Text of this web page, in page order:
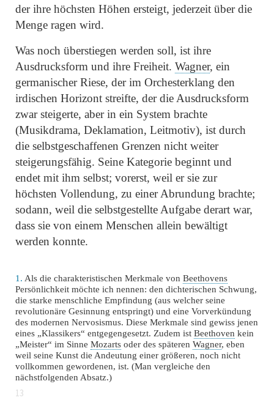
der ihre höchsten Höhen ersteigt, jederzeit über die
Menge ragen wird.
Was noch überstiegen werden soll, ist ihre
Ausdrucksform und ihre Freiheit. Wagner, ein
germanischer Riese, der im Orchesterklang den
irdischen Horizont streifte, der die Ausdrucksform
zwar steigerte, aber in ein System brachte
(Musikdrama, Deklamation, Leitmotiv), ist durch
die selbstgeschaffenen Grenzen nicht weiter
steigerungsfähig. Seine Kategorie beginnt und
endet mit ihm selbst; vorerst, weil er sie zur
höchsten Vollendung, zu einer Abrundung brachte;
sodann, weil die selbstgestellte Aufgabe derart war,
dass sie von einem Menschen allein bewältigt
werden konnte.
1. Als die charakteristischen Merkmale von Beethovens
Persönlichkeit möchte ich nennen: den dichterischen Schwung,
die starke menschliche Empfindung (aus welcher seine
revolutionäre Gesinnung entspringt) und eine Vorverkündung
des modernen Nervosismus. Diese Merkmale sind gewiss jenen
eines „Klassikers“ entgegengesetzt. Zudem ist Beethoven kein
„Meister“ im Sinne Mozarts oder des späteren Wagner, eben
weil seine Kunst die Andeutung einer größeren, noch nicht
vollkommen gewordenen, ist. (Man vergleiche den
nächstfolgenden Absatz.)
13